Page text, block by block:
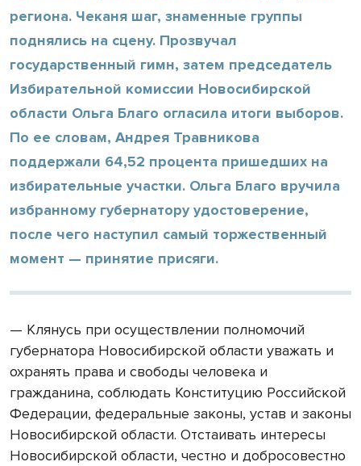
региона. Чеканя шаг, знаменные группы
поднялись на сцену. Прозвучал
государственный гимн, затем председатель
Избирательной комиссии Новосибирской
области Ольга Благо огласила итоги выборов.
По ее словам, Андрея Травникова
поддержали 64,52 процента пришедших на
избирательные участки. Ольга Благо вручила
избранному губернатору удостоверение,
после чего наступил самый торжественный
момент — принятие присяги.
— Клянусь при осуществлении полномочий
губернатора Новосибирской области уважать и
охранять права и свободы человека и
гражданина, соблюдать Конституцию Российской
Федерации, федеральные законы, устав и законы
Новосибирской области. Отстаивать интересы
Новосибирской области, честно и добросовестно